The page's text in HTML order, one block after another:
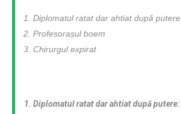
Diplomatul ratat dar ahtiat după putere
Profesorașul boem
Chirurgul expirat
1. Diplomatul ratat dar ahtiat după putere: